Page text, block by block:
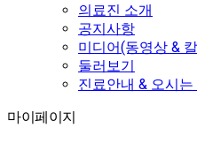
의료진 소개
공지사항
미디어(동영상 &
둘러보기
진료안내 & 오시는
마이페이지
마이페이지